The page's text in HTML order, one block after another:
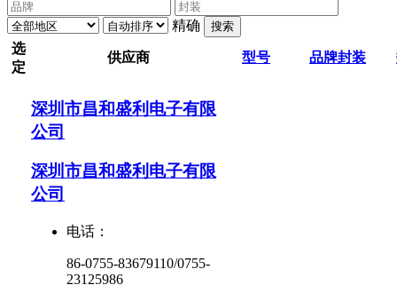
精确 搜索
选
定
供应商 型号 品牌封装
深圳市昌和盛利电子有限
公司
深圳市昌和盛利电子有限
公司
电话：
86-0755-83679110/0755-
23125986